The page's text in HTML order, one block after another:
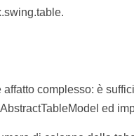
complesso: è
ed